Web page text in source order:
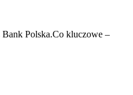
Polska.Co kluczowe –